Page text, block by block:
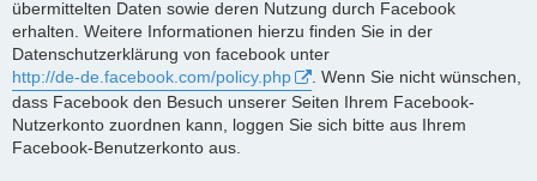
übermittelten Daten sowie deren Nutzung durch Facebook
erhalten. Weitere Informationen hierzu finden Sie in der
Datenschutzerklärung von facebook unter
http://de-de.facebook.com/policy.php
. Wenn Sie nicht wünschen,
dass Facebook den Besuch unserer Seiten Ihrem Facebook-
Nutzerkonto zuordnen kann, loggen Sie sich bitte aus Ihrem
Facebook-Benutzerkonto aus.